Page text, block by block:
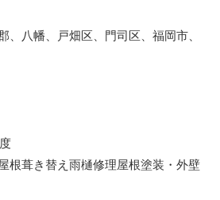
、八幡、戸畑区、門司区、福岡市、
根葺き替え 雨樋修理屋根塗装・外壁